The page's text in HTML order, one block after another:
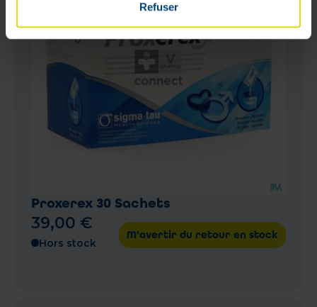
Refuser
Proxerex 30 Sachets
39,00 €
Hors stock
M'avertir du retour en stock